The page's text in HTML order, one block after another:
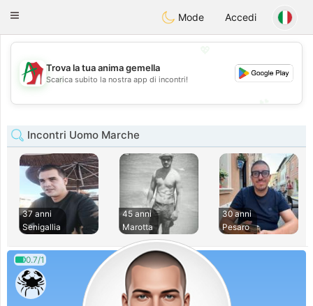
Amami Ora
Toggle
Mode Accedi
💖
💕
Trova la tua anima gemella
Scarica subito la nostra app di incontri!
Incontri Uomo Marche
37 anni
Senigallia
45 anni
Marotta
30 anni
Pesaro
0.7/1